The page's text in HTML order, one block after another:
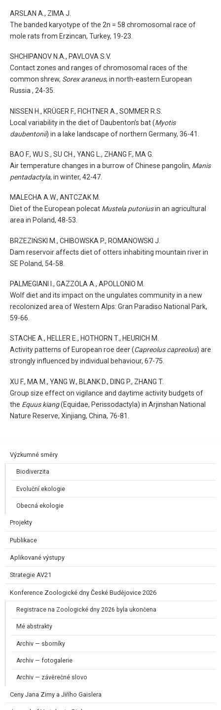
ARSLAN A., ZIMA J.
The banded karyotype of the 2n = 58 chromosomal race of
mole rats from Erzincan, Turkey, 19-23.
SHCHIPANOV N.A., PAVLOVA S.V.
Contact zones and ranges of chromosomal races of the
common shrew, Sorex araneus, in north-eastern European
Russia , 24-35.
NISSEN H., KRÜGER F., FICHTNER A., SOMMER R.S.
Local variability in the diet of Daubenton’s bat (Myotis
daubentonii) in a lake landscape of northern Germany, 36-41.
BAO F., WU S., SU CH., YANG L., ZHANG F., MA G.
Air temperature changes in a burrow of Chinese pangolin, Manis
pentadactyla, in winter, 42-47.
MALECHA A.W., ANTCZAK M.
Diet of the European polecat Mustela putoriusin an agricultural
area in Poland, 48-53.
BRZEZIŃSKI M., CHIBOWSKA P., ROMANOWSKI J.
Dam reservoir affects diet of otters inhabiting mountain river in
SE Poland, 54-58.
PALMEGIANI I., GAZZOLA A., APOLLONIO M.
Wolf diet and its impact on the ungulates community in a new
recolonized area of Western Alps: Gran Paradiso National Park,
59-66.
STACHE A., HELLER E., HOTHORN T., HEURICH M.
Activity patterns of European roe deer (Capreolus capreolus) are
strongly influenced by individual behaviour, 67-75.
XU F., MA M., YANG W., BLANK D., DING P., ZHANG T.
Group size effect on vigilance and daytime activity budgets of
the Equus kiang(Equidae, Perissodactyla) in Arjinshan National
Nature Reserve, Xinjiang, China, 76-81.
Výzkumné směry
Biodiverzita
Evoluční ekologie
Obecná ekologie
Projekty
Publikace
Aplikované výstupy
Strategie AV21
Konference Zoologické dny České Budějovice 2026
Registrace na Zoologické dny 2026 byla ukončena
Mé abstrakty
Archiv — sborníky
Archiv — fotogalerie
Archiv — závěrečné slovo
Ceny Jana Zimy a Jiřího Gaislera​